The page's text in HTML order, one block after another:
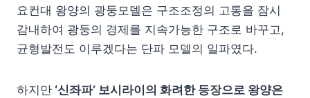
요컨대 왕양의 광둥모델은 구조조정의 고통을 잠시
감내하여 광둥의 경제를 지속가능한 구조로 바꾸고,
균형발전도 이루겠다는 단파 모델의 일파였다.
하지만 ‘신좌파’ 보시라이의 화려한 등장으로 왕양은